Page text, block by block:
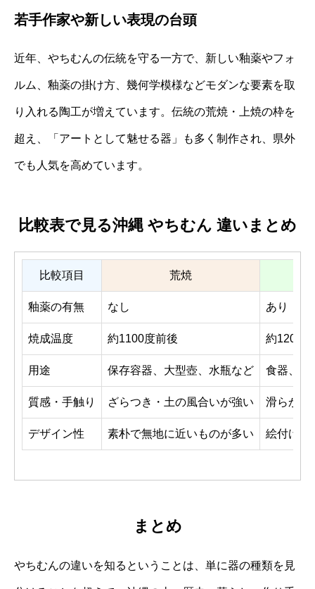
若手作家や新しい表現の台頭
近年、やちむんの伝統を守る一方で、新しい釉薬やフォ
ルム、釉薬の掛け方、幾何学模様などモダンな要素を取
り入れる陶工が増えています。伝統の荒焼・上焼の枠を
超え、「アートとして魅せる器」も多く制作され、県外
でも人気を高めています。
比較表で見る沖縄 やちむん 違いまとめ
比較項目 荒焼
釉薬の有無 なし あり
焼成温度 約1100度前後 約1200
用途 保存容器、大型壺、水瓶など 食器、酒
質感・手触り ざらつき・土の風合いが強い 滑らか・
デザイン性 素朴で無地に近いものが多い 絵付けや
まとめ
やちむんの違いを知るということは、単に器の種類を見